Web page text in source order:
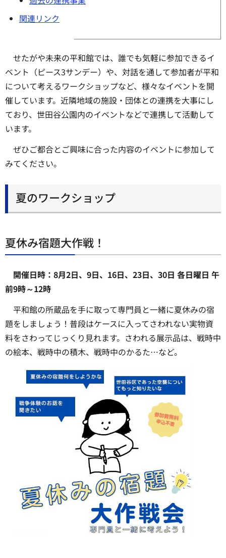
関連リンク
せたがや未来の平和館では、誰でも気軽に参加できるイ
ベント（ピース3サンデー）や、対話を通して参加者が平和
について考えるワークショップなど、様々なイベントを開
催しています。近隣地域の施設・団体との連携を大事にし
ており、世田谷公園内のイベントなどで連携して活動して
います。
ぜひご都合とご興味に合った内容のイベントに参加して
みてください。
夏のワークショップ
夏休み宿題大作戦！
開催日時：8月2日、9日、16日、23日、30日 各日曜日 午
前9時～12時
平和館の所蔵品を手に取って専門員と一緒に夏休みの宿
題をしましょう！普段はケースに入ってさわれない実物資
料をさわってじっくり見れます。さわれる展示品は、戦時中
の絵本、戦時中の積木、戦時中のかるた…など。